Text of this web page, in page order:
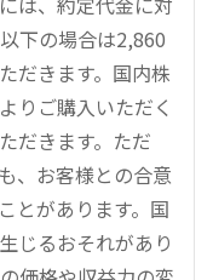
下の場合は2,860
だきます。国内株
りご購入いただく
だきます。ただ
、お客様との合意
とがあります。国
じるおそれがあり